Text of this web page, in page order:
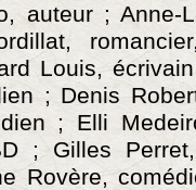
auteur ; Anne-
Louis,
; Denis
; Elli
; Gilles
Rovère,